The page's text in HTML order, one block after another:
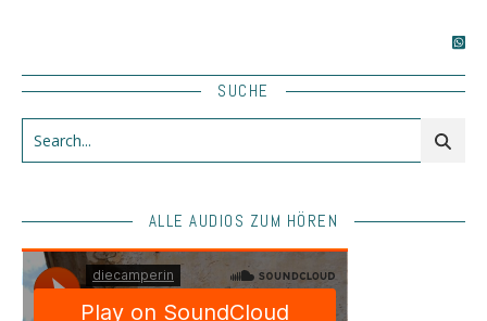
SUCHE
ALLE AUDIOS ZUM HÖREN